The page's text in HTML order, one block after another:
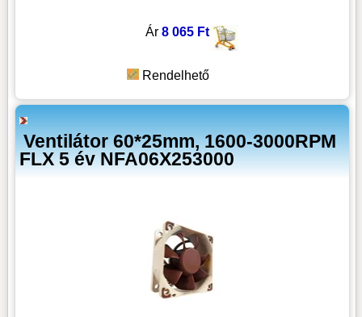
Ár 8 065 Ft
Rendelhető
Ventilátor 60*25mm, 1600-3000RPM
FLX 5 év NFA06X253000